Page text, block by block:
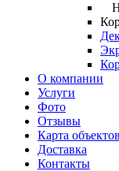
О компании
Услуги
Фото
Отзывы
Карта объектов
Доставка
Контакты